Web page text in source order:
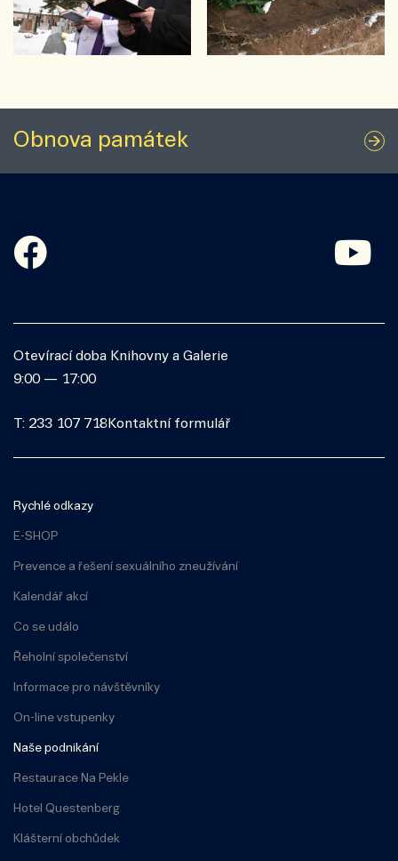
Obnova památek
Otevírací doba Knihovny a Galerie
9:00 — 17:00
T: 233 107 718 Kontaktní formulář
Rychlé odkazy
E-SHOP
Prevence a řešení sexuálního zneužívání
Kalendář akcí
Co se událo
Řeholní společenství
Informace pro návštěvníky
On-line vstupenky
Naše podnikání
Restaurace Na Pekle
Hotel Questenberg
Klášterní obchůdek